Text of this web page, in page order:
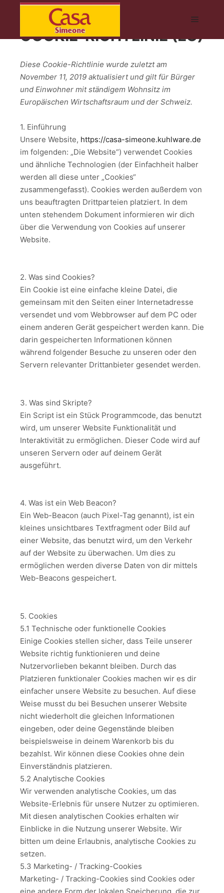
COOKIE-RICHTLINIE (EU)
Diese Cookie-Richtlinie wurde zuletzt am
November 11, 2019 aktualisiert und gilt für Bürger
und Einwohner mit ständigem Wohnsitz im
Europäischen Wirtschaftsraum und der Schweiz.
1. Einführung
Unsere Website, https://casa-simeone.kuhlware.de
im folgenden: „Die Website“) verwendet Cookies
und ähnliche Technologien (der Einfachheit halber
werden all diese unter „Cookies“
zusammengefasst). Cookies werden außerdem von
uns beauftragten Drittparteien platziert. In dem
unten stehendem Dokument informieren wir dich
über die Verwendung von Cookies auf unserer
Website.
2. Was sind Cookies?
Ein Cookie ist eine einfache kleine Datei, die
gemeinsam mit den Seiten einer Internetadresse
versendet und vom Webbrowser auf dem PC oder
einem anderen Gerät gespeichert werden kann. Die
darin gespeicherten Informationen können
während folgender Besuche zu unseren oder den
Servern relevanter Drittanbieter gesendet werden.
3. Was sind Skripte?
Ein Script ist ein Stück Programmcode, das benutzt
wird, um unserer Website Funktionalität und
Interaktivität zu ermöglichen. Dieser Code wird auf
unseren Servern oder auf deinem Gerät
ausgeführt.
4. Was ist ein Web Beacon?
Ein Web-Beacon (auch Pixel-Tag genannt), ist ein
kleines unsichtbares Textfragment oder Bild auf
einer Website, das benutzt wird, um den Verkehr
auf der Website zu überwachen. Um dies zu
ermöglichen werden diverse Daten von dir mittels
Web-Beacons gespeichert.
5. Cookies
5.1 Technische oder funktionelle Cookies
Einige Cookies stellen sicher, dass Teile unserer
Website richtig funktionieren und deine
Nutzervorlieben bekannt bleiben. Durch das
Platzieren funktionaler Cookies machen wir es dir
einfacher unsere Website zu besuchen. Auf diese
Weise musst du bei Besuchen unserer Website
nicht wiederholt die gleichen Informationen
eingeben, oder deine Gegenstände bleiben
beispielsweise in deinem Warenkorb bis du
bezahlst. Wir können diese Cookies ohne dein
Einverständnis platzieren.
5.2 Analytische Cookies
Wir verwenden analytische Cookies, um das
Website-Erlebnis für unsere Nutzer zu optimieren.
Mit diesen analytischen Cookies erhalten wir
Einblicke in die Nutzung unserer Website. Wir
bitten um deine Erlaubnis, analytische Cookies zu
setzen.
5.3 Marketing- / Tracking-Cookies
Marketing- / Tracking-Cookies sind Cookies oder